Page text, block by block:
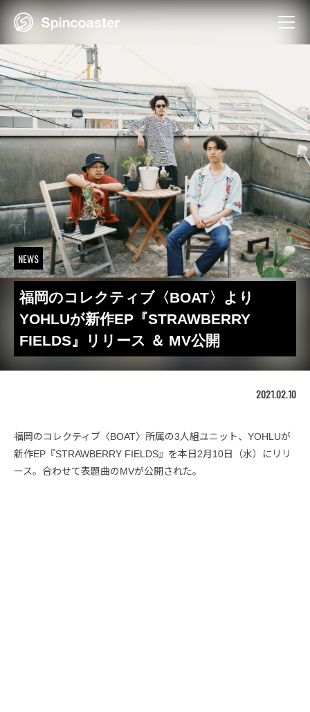
Skip
NEWS
福岡のコレクティブ〈BOAT〉より
YOHLUが新作EP『STRAWBERRY
FIELDS』リリース ＆ MV公開
2021.02.10
福岡のコレクティブ〈BOAT〉所属の3人組ユニット、YOHLUが
新作EP『STRAWBERRY FIELDS』を本日2月10日（水）にリリ
ース。合わせて表題曲のMVが公開された。